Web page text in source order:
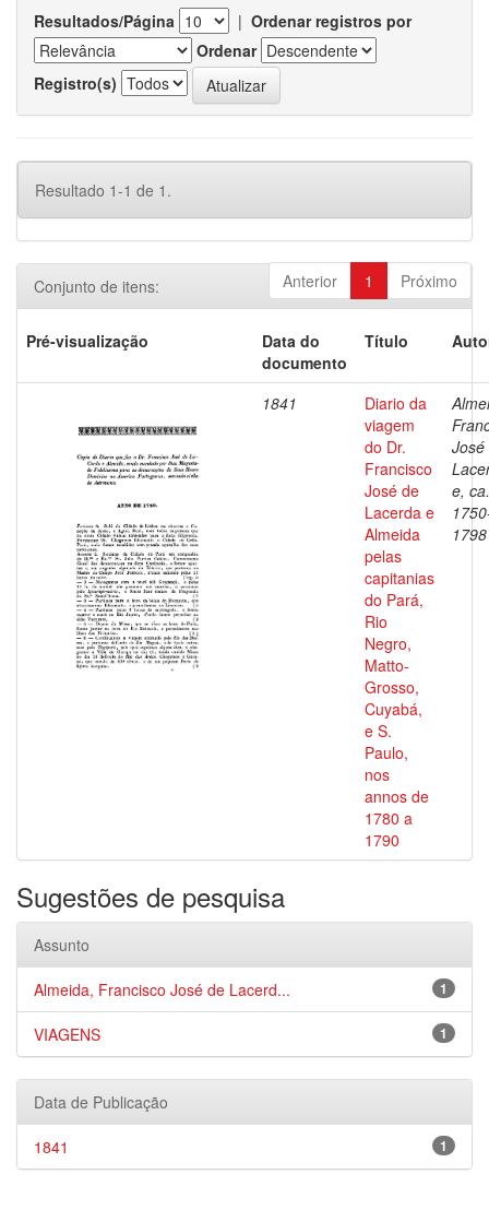
Resultados/Página | Ordenar registros por
Ordenar
Registro(s)
Resultado 1-1 de 1.
Anterior 1 Próximo
Conjunto de itens:
Pré-visualização
Data do
documento
Título
1841
Diario da
viagem
do Dr.
Francisco
José de
Lacerda e
Almeida
pelas
capitanias
do Pará,
Rio
Negro,
Matto-
Grosso,
Cuyabá,
e S.
Paulo,
nos
annos de
1780 a
1790
José
e, ca.
1798
Sugestões de pesquisa
Assunto
1
Almeida, Francisco José de Lacerd...
1
VIAGENS
Data de Publicação
1
1841